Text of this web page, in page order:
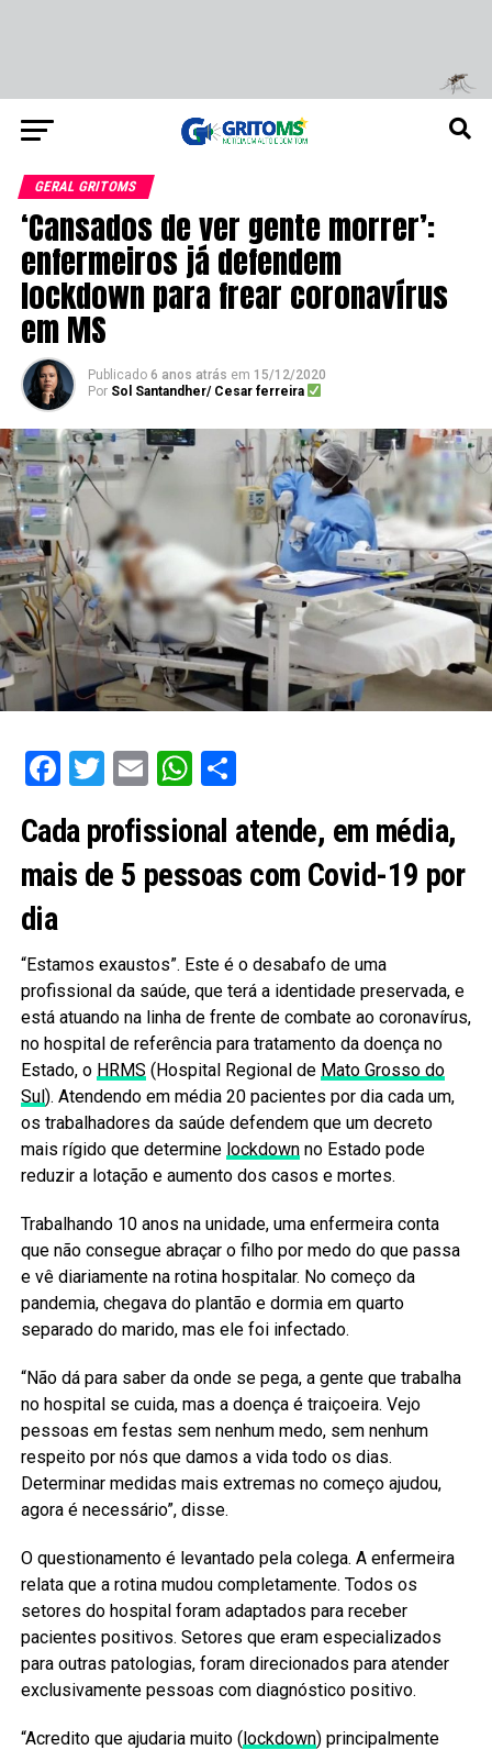
GERAL GRITOMS
‘Cansados de ver gente morrer’:
enfermeiros já defendem
lockdown para frear coronavírus
em MS
Publicado 6 anos atrás em 15/12/2020
Por Sol Santandher/ Cesar ferreira
Facebook
Twitter
EmailWhatsApp
Share
Cada profissional atende, em média,
mais de 5 pessoas com Covid-19 por
dia
“Estamos exaustos”. Este é o desabafo de uma
profissional da saúde, que terá a identidade preservada, e
está atuando na linha de frente de combate ao coronavírus,
no hospital de referência para tratamento da doença no
Estado, o HRMS (Hospital Regional de Mato Grosso do
Sul). Atendendo em média 20 pacientes por dia cada um,
os trabalhadores da saúde defendem que um decreto
mais rígido que determine lockdownno Estado pode
reduzir a lotação e aumento dos casos e mortes.
Trabalhando 10 anos na unidade, uma enfermeira conta
que não consegue abraçar o filho por medo do que passa
e vê diariamente na rotina hospitalar. No começo da
pandemia, chegava do plantão e dormia em quarto
separado do marido, mas ele foi infectado.
“Não dá para saber da onde se pega, a gente que trabalha
no hospital se cuida, mas a doença é traiçoeira. Vejo
pessoas em festas sem nenhum medo, sem nenhum
respeito por nós que damos a vida todo os dias.
Determinar medidas mais extremas no começo ajudou,
agora é necessário”, disse.
O questionamento é levantado pela colega. A enfermeira
relata que a rotina mudou completamente. Todos os
setores do hospital foram adaptados para receber
pacientes positivos. Setores que eram especializados
para outras patologias, foram direcionados para atender
exclusivamente pessoas com diagnóstico positivo.
“Acredito que ajudaria muito (lockdown) principalmente